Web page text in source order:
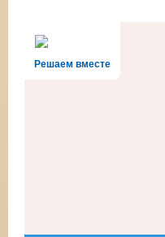
Решаем вместе